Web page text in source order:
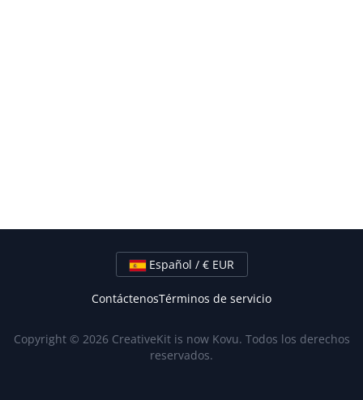
Español / € EUR
ContáctenosTérminos de servicio
Copyright © 2026 CreativeKit is now Kovu. Todos los derechos
reservados.